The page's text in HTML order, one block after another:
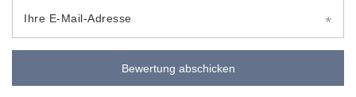
Ihre E-Mail-Adresse
Bewertung abschicken